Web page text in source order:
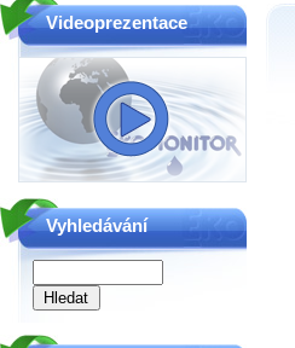
Videoprezentace
Vyhledávání